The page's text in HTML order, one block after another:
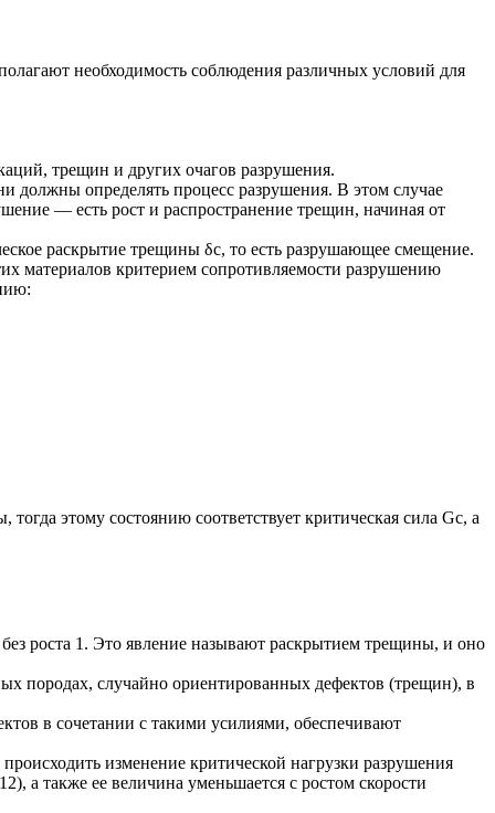
необходимость соблюдения различных условий для
трещин и других очагов разрушения.
должны определять процесс разрушения. В этом случае
— есть рост и распространение трещин, начиная от
раскрытие трещины δс, то есть разрушающее смещение.
материалов критерием сопротивляемости разрушению
этому состоянию соответствует критическая сила Gc, а
роста 1. Это явление называют раскрытием трещины, и оно
породах, случайно ориентированных дефектов (трещин), в
в сочетании с такими усилиями, обеспечивают
изменение критической нагрузки разрушения
а также ее величина уменьшается с ростом скорости